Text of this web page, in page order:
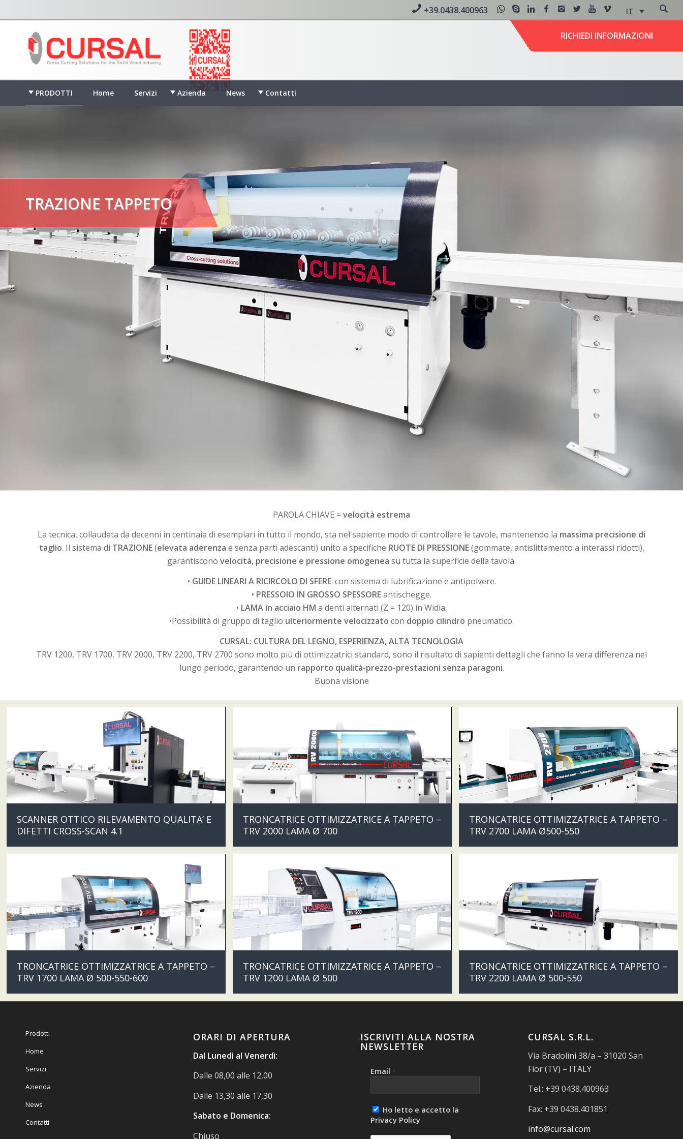
IT
+39.0438.400963
RICHIEDI INFORMAZIONI
PRODOTTI Home Servizi Azienda News Contatti
TRAZIONE TAPPETO
PAROLA CHIAVE = velocità estrema
La tecnica, collaudata da decenni in centinaia di esemplari in tutto il mondo, sta nel sapiente modo di controllare le tavole, mantenendo la massima precisione di
taglio. Il sistema di TRAZIONE(elevata aderenza e senza parti adescanti) unito a specifiche RUOTE DI PRESSIONE(gommate, antislittamento a interassi ridotti),
garantiscono velocità, precisione e pressione omogenea su tutta la superficie della tavola.
• GUIDE LINEARI A RICIRCOLO DI SFERE: con sistema di lubrificazione e antipolvere.
• PRESSOIO IN GROSSO SPESSOREantischegge.
• LAMA in acciaio HM a denti alternati (Z = 120) in Widia.
•Possibilità di gruppo di taglio ulteriormente velocizzato con doppio cilindro pneumatico.
CURSAL: CULTURA DEL LEGNO, ESPERIENZA, ALTA TECNOLOGIA
TRV 1200, TRV 1700, TRV 2000, TRV 2200, TRV 2700 sono molto più di ottimizzatrici standard, sono il risultato di sapienti dettagli che fanno la vera differenza nel
lungo periodo, garantendo un rapporto qualità-prezzo-prestazioni senza paragoni.
Buona visione
SCANNER OTTICO RILEVAMENTO QUALITA’ E
DIFETTI CROSS-SCAN 4.1
TRONCATRICE OTTIMIZZATRICE A TAPPETO –
TRV 2000 LAMA Ø 700
TRONCATRICE OTTIMIZZATRICE A TAPPETO –
TRV 2700 LAMA Ø500-550
TRONCATRICE OTTIMIZZATRICE A TAPPETO –
TRV 1700 LAMA Ø 500-550-600
TRONCATRICE OTTIMIZZATRICE A TAPPETO –
TRV 1200 LAMA Ø 500
TRONCATRICE OTTIMIZZATRICE A TAPPETO –
TRV 2200 LAMA Ø 500-550
Prodotti
Home
Servizi
Azienda
News
Contatti
ORARI DI APERTURA
Dal Lunedì al Venerdì:
Dalle 08,00 alle 12,00
Dalle 13,30 alle 17,30
Sabato e Domenica:
Chiuso
ISCRIVITI ALLA NOSTRA
NEWSLETTER
Email *
Ho letto e accetto la
Privacy Policy
CURSAL S.R.L.
Via Bradolini 38/a – 31020 San
Fior (TV) – ITALY
Tel.: +39 0438.400963
Fax: +39 0438.401851
info@cursal.com